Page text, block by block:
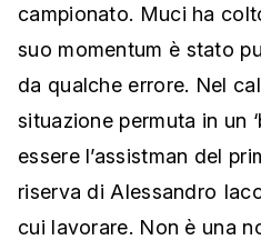
campionato. Muci ha
suo momentum è stato
da qualche errore. Nel
situazione permuta in un
essere l’assistman del
riserva di Alessandro
cui lavorare. Non è una